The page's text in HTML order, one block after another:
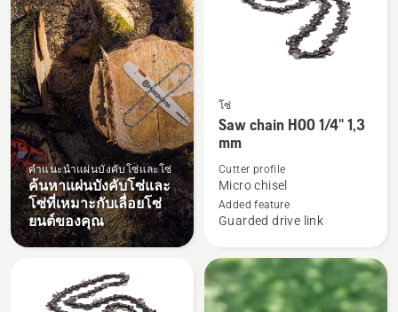
คำแนะนำแผ่นบังคับโซ่และโซ่
ค้นหาแผ่นบังคับโซ่และ
โซ่ที่เหมาะกับเลื่อยโซ่
ยนต์ของคุณ
ราย
ละเอียด
เพิ่ม
เติม
เกี่ยว
Saw
chain
H00
โซ่
Saw chain H00 1/4" 1,3
mm
Cutter profile
Micro chisel
Added feature
Guarded drive link